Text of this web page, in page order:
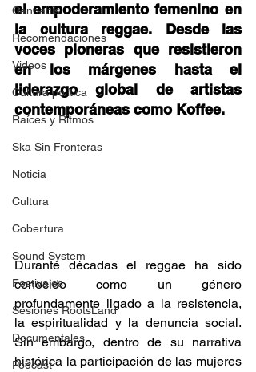
Cannabis
Recomendaciones
Videos
Cultura política
Raíces y Ritmos
Ska Sin Fronteras
Noticia
Cultura
Cobertura
Sound System
Festivales
Sesiones RootsLand
Documentales
Podcast
el empoderamiento femenino en
la cultura reggae. Desde las
voces pioneras que resistieron
en los márgenes hasta el
liderazgo global de artistas
contemporáneas como Koffee.
Durante décadas el reggae ha sido
conocido como un género
profundamente ligado a la resistencia,
la espiritualidad y la denuncia social.
Sin embargo, dentro de su narrativa
histórica la participación de las mujeres